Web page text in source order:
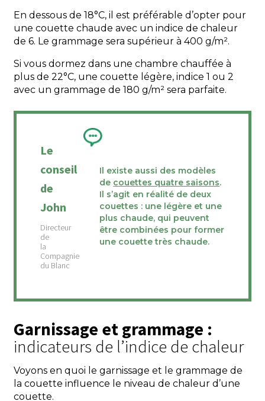
En dessous de 18°C, il est préférable d’opter pour
une couette chaude avec un indice de chaleur
de 6. Le grammage sera supérieur à 400 g/m².
Si vous dormez dans une chambre chauffée à
plus de 22°C, une couette légère, indice 1 ou 2
avec un grammage de 180 g/m² sera parfaite.
Le
conseil
de
John
Il existe aussi des modèles
de couettes quatre saisons.
Il s’agit en réalité de deux
couettes : une légère et une
plus chaude, qui peuvent
être combinées pour former
une couette très chaude.
Garnissage et grammage :
indicateurs de l’indice de chaleur
Voyons en quoi le garnissage et le grammage de
la couette influence le niveau de chaleur d’une
couette.